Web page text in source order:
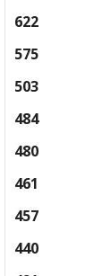
622
575
503
484
480
461
457
440